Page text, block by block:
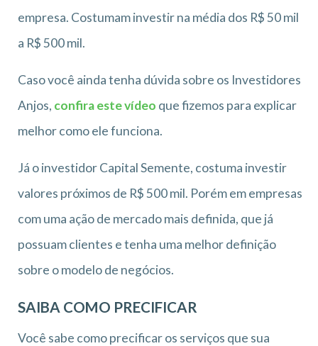
empresa. Costumam investir na média dos R$ 50 mil
a R$ 500 mil.
Caso você ainda tenha dúvida sobre os Investidores
Anjos, confira este vídeo que fizemos para explicar
melhor como ele funciona.
Já o investidor Capital Semente, costuma investir
valores próximos de R$ 500 mil. Porém em empresas
com uma ação de mercado mais definida, que já
possuam clientes e tenha uma melhor definição
sobre o modelo de negócios.
SAIBA COMO PRECIFICAR
Você sabe como precificar os serviços que sua